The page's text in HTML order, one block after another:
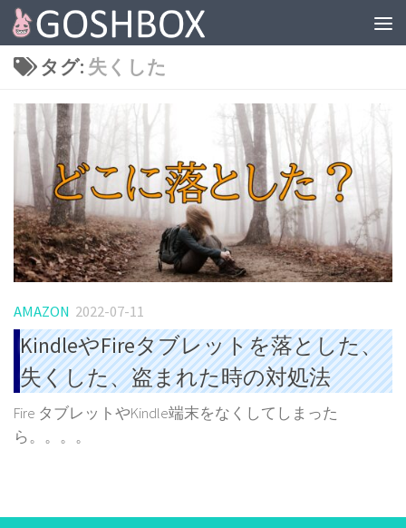
コンテンツへスキップ
タグ: 失くした
AMAZON 2022-07-11
KindleやFireタブレットを落とした、
失くした、盗まれた時の対処法
Fire タブレットやKindle端末をなくしてしまった
ら。。。。